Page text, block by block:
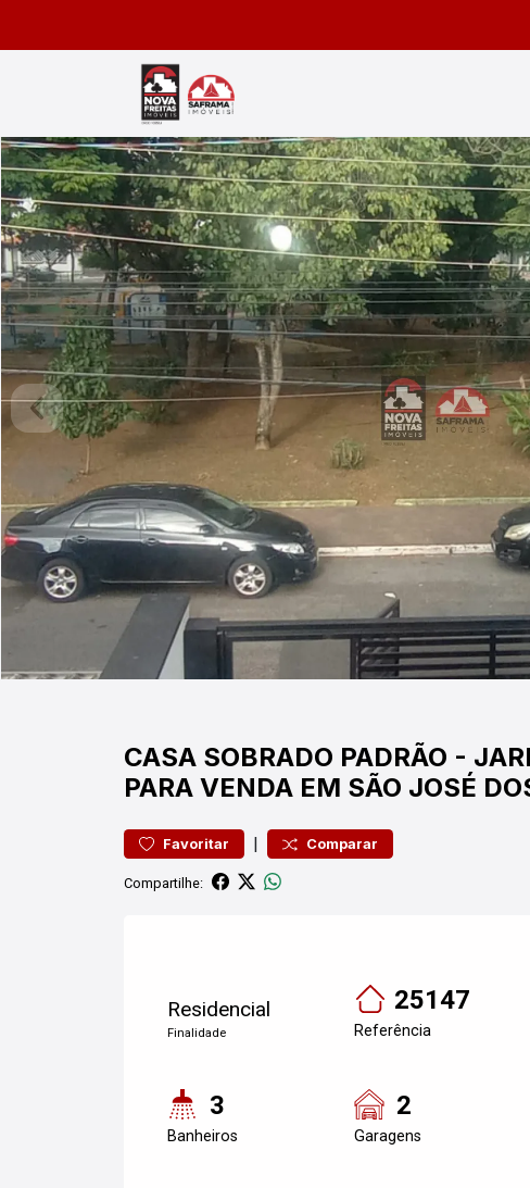
CASA SOBRADO PADRÃO -
PARA VENDA EM SÃO JOSÉ
Favoritar | Comparar
Compartilhe:
Residencial
Finalidade
25147
Referência
3
Banheiros
2
Garagens